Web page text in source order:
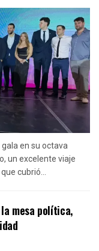
en su octava
un excelente viaje
cubrió...
mesa política,